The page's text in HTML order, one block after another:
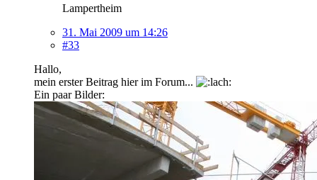
Lampertheim
31. Mai 2009 um 14:26
#33
Hallo,
mein erster Beitrag hier im Forum...
Ein paar Bilder: